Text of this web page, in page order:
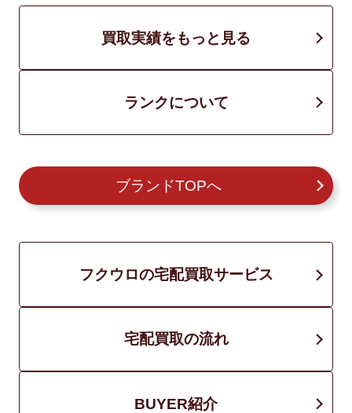
買取実績をもっと見る
ランクについて
ブランドTOPへ
フクウロの宅配買取サービス
宅配買取の流れ
BUYER紹介